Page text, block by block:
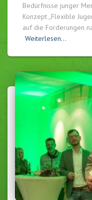
Bedürfnisse junger
Konzept „Flexible
auf die Forderungen
Weiterlesen…